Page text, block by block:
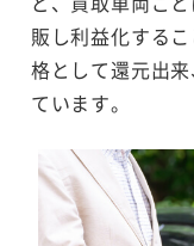
販し利益化する
格として還元出
ています。